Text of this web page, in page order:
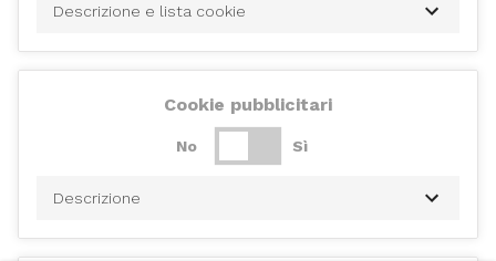
Descrizione e lista cookie
Cookie pubblicitari
No Sì
Descrizione